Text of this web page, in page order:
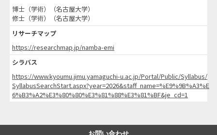
博士（学術）（名古屋大学）
修士（学術）（名古屋大学）
リサーチマップ
https://researchmap.jp/namba-emi
シラバス
https://www.kyoumu.jimu.yamaguchi-u.ac.jp/Portal/Public/Syllabus/
SyllabusSearchStart.aspx?year=2026&staff_name=%E9%9B%A3%E
6%B3%A2%E3%80%80%E3%81%88%E3%81%BF&je_cd=1